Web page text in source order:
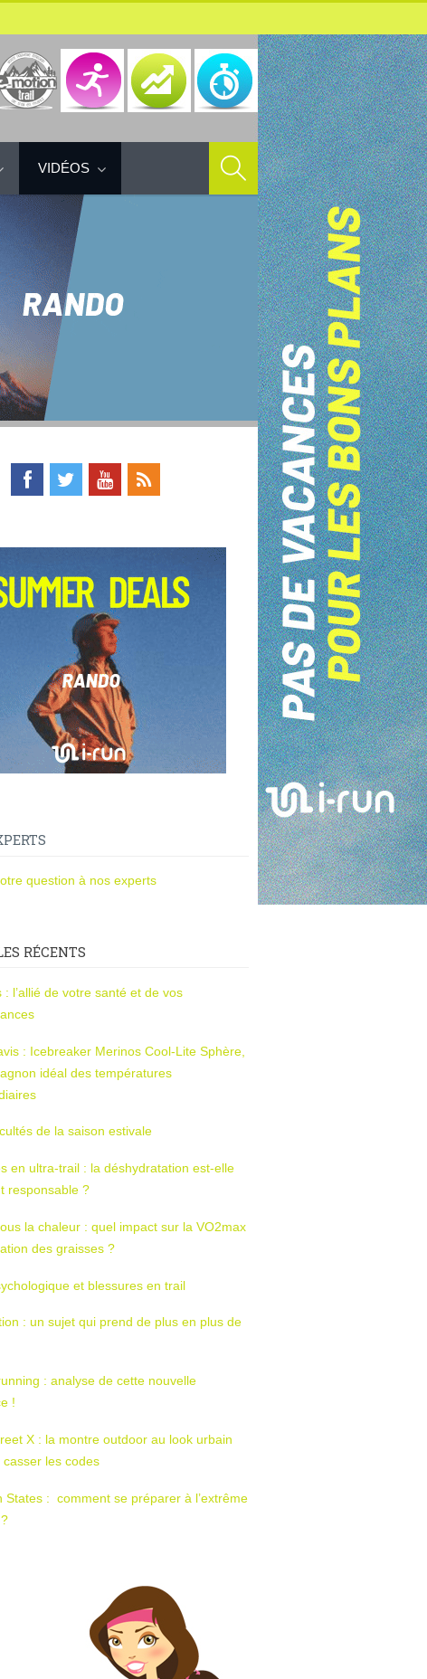
VIDÉOS
question à nos experts
RÉCENTS
: l’allié de votre santé et de vos
: Icebreaker Merinos Cool-Lite Sphère,
idéal des températures
de la saison estivale
en ultra-trail : la déshydratation est-elle
responsable ?
la chaleur : quel impact sur la VO2max
des graisses ?
et blessures en trail
: un sujet qui prend de plus en plus de
: analyse de cette nouvelle
!
X : la montre outdoor au look urbain
casser les codes
States : comment se préparer à l’extrême